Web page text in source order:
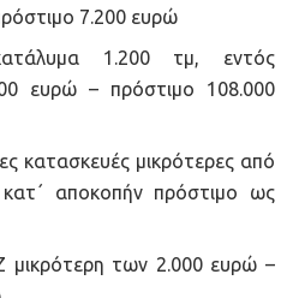
7.200 ευρώ
κατάλυμα 1.200 τμ, εντός
ευρώ – πρόστιμο 108.000
κατασκευές μικρότερες από
αποκοπήν πρόστιμο ως
μικρότερη των 2.000 ευρώ –